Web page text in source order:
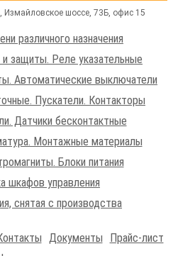
, Измайловское шоссе, 73Б, офис 15
различного назначения
защиты. Реле указательные
Автоматические выключатели
Пускатели. Контакторы
Датчики бесконтактные
Монтажные материалы
Блоки питания
шкафов управления
снятая с производства
Документы
Прайс-лист